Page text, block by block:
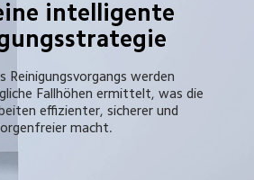
intelligente
Reinigungsvorgangs werden
Fallhöhen ermittelt, was die
effizienter, sicherer und
macht.